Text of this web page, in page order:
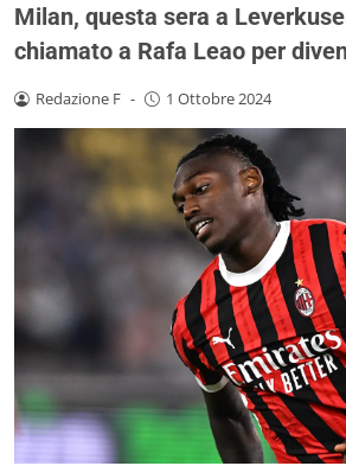
Milan, questa sera a
chiamato a Rafa Leao per
Redazione F - 1 Ottobre 2024